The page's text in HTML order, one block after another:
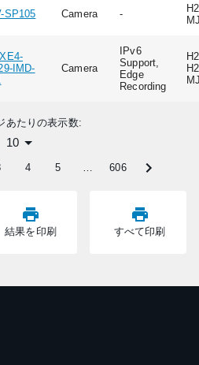
結果を印刷 すべて印刷
SP105 Camera -
IMD-
Camera
IPv6
Support,
Edge
Recording
あたりの表示数:
10
4 5 … 606